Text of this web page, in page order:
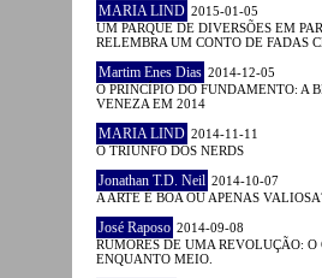
MARIA LIND 2015-01-05
UM PARQUE DE DIVERSÕES EM
RELEMBRA UM CONTO DE FADAS
Martim Enes Dias 2014-12-05
O PRINCÍPIO DO FUNDAMENTO: A
VENEZA EM 2014
MARIA LIND 2014-11-11
O TRIUNFO DOS NERDS
Jonathan T.D. Neil 2014-10-07
A ARTE É BOA OU APENAS
José Raposo 2014-09-08
RUMORES DE UMA REVOLUÇÃO: O
ENQUANTO MEIO.